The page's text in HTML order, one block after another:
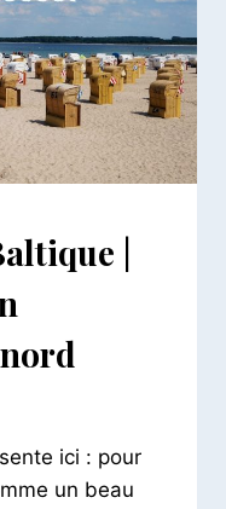
|
ici : pour
un beau